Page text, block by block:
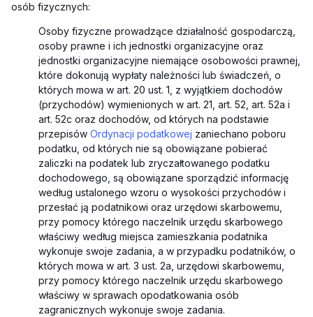
osób fizycznych:
Osoby fizyczne prowadzące działalność gospodarczą,
osoby prawne i ich jednostki organizacyjne oraz
jednostki organizacyjne niemające osobowości prawnej,
które dokonują wypłaty należności lub świadczeń, o
których mowa w art. 20 ust. 1, z wyjątkiem dochodów
(przychodów) wymienionych w art. 21, art. 52, art. 52a i
art. 52c oraz dochodów, od których na podstawie
przepisów Ordynacji podatkowej zaniechano poboru
podatku, od których nie są obowiązane pobierać
zaliczki na podatek lub zryczałtowanego podatku
dochodowego, są obowiązane sporządzić informację
według ustalonego wzoru o wysokości przychodów i
przesłać ją podatnikowi oraz urzędowi skarbowemu,
przy pomocy którego naczelnik urzędu skarbowego
właściwy według miejsca zamieszkania podatnika
wykonuje swoje zadania, a w przypadku podatników, o
których mowa w art. 3 ust. 2a, urzędowi skarbowemu,
przy pomocy którego naczelnik urzędu skarbowego
właściwy w sprawach opodatkowania osób
zagranicznych wykonuje swoje zadania.